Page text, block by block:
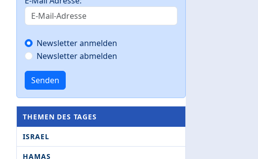
Newsletter anmelden
Newsletter abmelden
Senden
THEMEN DES TAGES
ISRAEL
HAMAS